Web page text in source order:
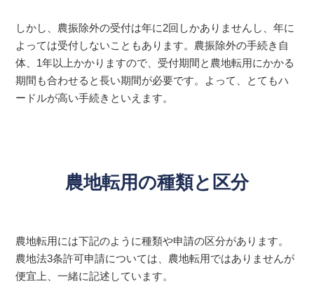
しかし、農振除外の受付は年に2回しかありませんし、年に
よっては受付しないこともあります。農振除外の手続き自
体、1年以上かかりますので、受付期間と農地転用にかかる
期間も合わせると長い期間が必要です。よって、とてもハ
ードルが高い手続きといえます。
農地転用の種類と区分
農地転用には下記のように種類や申請の区分があります。
農地法3条許可申請については、農地転用ではありませんが
便宜上、一緒に記述しています。